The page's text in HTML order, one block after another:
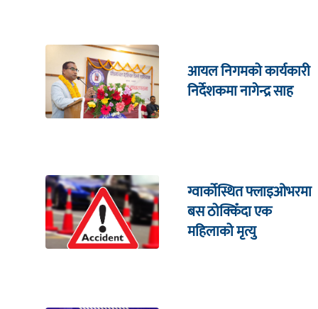
आयल निगमको कार्यकारी
निर्देशकमा नागेन्द्र साह
ग्वार्कोस्थित फ्लाइओभरमा
बस ठोक्किँदा एक
महिलाको मृत्यु